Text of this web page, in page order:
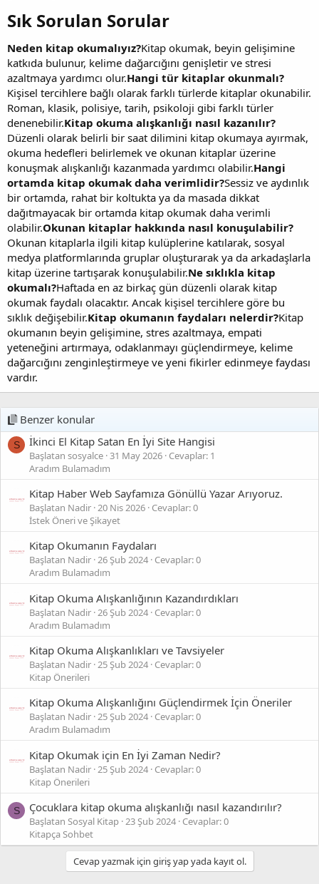
Sık Sorulan Sorular​
Neden kitap okumalıyız?Kitap okumak, beyin gelişimine
katkıda bulunur, kelime dağarcığını genişletir ve stresi
azaltmaya yardımcı olur.Hangi tür kitaplar okunmalı?
Kişisel tercihlere bağlı olarak farklı türlerde kitaplar okunabilir.
Roman, klasik, polisiye, tarih, psikoloji gibi farklı türler
denenebilir.Kitap okuma alışkanlığı nasıl kazanılır?
Düzenli olarak belirli bir saat dilimini kitap okumaya ayırmak,
okuma hedefleri belirlemek ve okunan kitaplar üzerine
konuşmak alışkanlığı kazanmada yardımcı olabilir.Hangi
ortamda kitap okumak daha verimlidir?Sessiz ve aydınlık
bir ortamda, rahat bir koltukta ya da masada dikkat
dağıtmayacak bir ortamda kitap okumak daha verimli
olabilir.Okunan kitaplar hakkında nasıl konuşulabilir?
Okunan kitaplarla ilgili kitap kulüplerine katılarak, sosyal
medya platformlarında gruplar oluşturarak ya da arkadaşlarla
kitap üzerine tartışarak konuşulabilir.Ne sıklıkla kitap
okumalı?Haftada en az birkaç gün düzenli olarak kitap
okumak faydalı olacaktır. Ancak kişisel tercihlere göre bu
sıklık değişebilir.Kitap okumanın faydaları nelerdir?Kitap
okumanın beyin gelişimine, stres azaltmaya, empati
yeteneğini artırmaya, odaklanmayı güçlendirmeye, kelime
dağarcığını zenginleştirmeye ve yeni fikirler edinmeye faydası
vardır.
Benzer konular
S İkinci El Kitap Satan En İyi Site Hangisi
Başlatan sosyalce 31 May 2026 Cevaplar: 1
Aradım Bulamadım
Kitap Haber Web Sayfamıza Gönüllü Yazar Arıyoruz.
Başlatan Nadir 20 Nis 2026 Cevaplar: 0
İstek Öneri ve Şikayet
Kitap Okumanın Faydaları
Başlatan Nadir 26 Şub 2024 Cevaplar: 0
Aradım Bulamadım
Kitap Okuma Alışkanlığının Kazandırdıkları
Başlatan Nadir 26 Şub 2024 Cevaplar: 0
Aradım Bulamadım
Kitap Okuma Alışkanlıkları ve Tavsiyeler
Başlatan Nadir 25 Şub 2024 Cevaplar: 0
Kitap Önerileri
Kitap Okuma Alışkanlığını Güçlendirmek İçin Öneriler
Başlatan Nadir 25 Şub 2024 Cevaplar: 0
Aradım Bulamadım
Kitap Okumak için En İyi Zaman Nedir?
Başlatan Nadir 25 Şub 2024 Cevaplar: 0
Kitap Önerileri
S Çocuklara kitap okuma alışkanlığı nasıl kazandırılır?
Başlatan Sosyal Kitap 23 Şub 2024 Cevaplar: 0
Kitapça Sohbet
Cevap yazmak için giriş yap yada kayıt ol.